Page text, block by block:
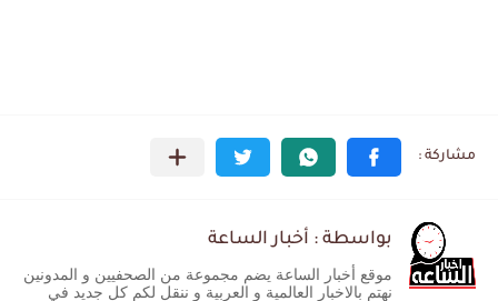
بواسطة : أخبار الساعة
موقع أخبار الساعة يضم مجموعة من الصحفيين و المدونين
نهتم بالاخبار العالمية و العربية و ننقل لكم كل جديد في